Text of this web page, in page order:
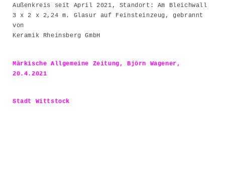
Außenkreis seit April 2021, Standort: Am Bleichwall
3 x 2 x 2,24 m. Glasur auf Feinsteinzeug,gebrannt
von
Keramik Rheinsberg GmbH
Märkische Allgemeine Zeitung, Björn Wagener,
20.4.2021
Stadt Wittstock